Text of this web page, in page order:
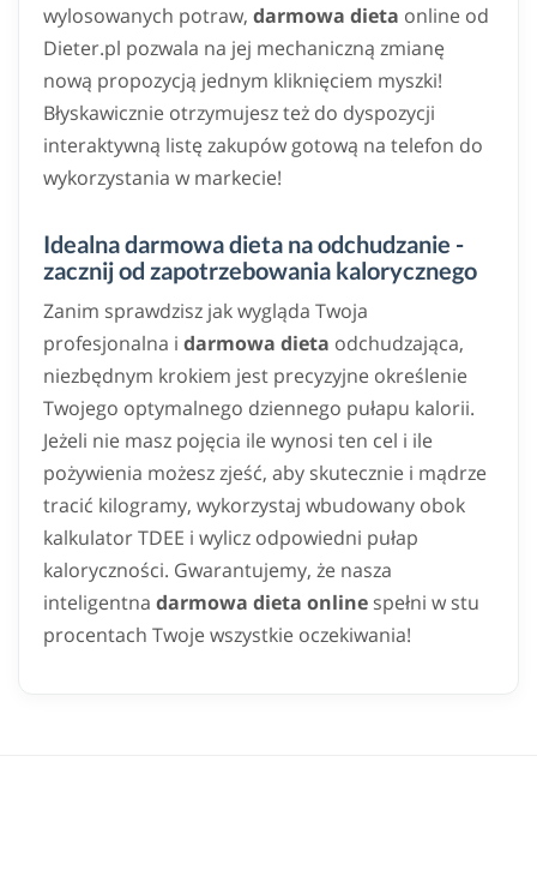
wylosowanych potraw, darmowa dieta online od
Dieter.pl pozwala na jej mechaniczną zmianę
nową propozycją jednym kliknięciem myszki!
Błyskawicznie otrzymujesz też do dyspozycji
interaktywną listę zakupów gotową na telefon do
wykorzystania w markecie!
Idealna darmowa dieta na odchudzanie -
zacznij od zapotrzebowania kalorycznego
Zanim sprawdzisz jak wygląda Twoja
profesjonalna i darmowa dieta odchudzająca,
niezbędnym krokiem jest precyzyjne określenie
Twojego optymalnego dziennego pułapu kalorii.
Jeżeli nie masz pojęcia ile wynosi ten cel i ile
pożywienia możesz zjeść, aby skutecznie i mądrze
tracić kilogramy, wykorzystaj wbudowany obok
kalkulator TDEE i wylicz odpowiedni pułap
kaloryczności. Gwarantujemy, że nasza
inteligentna darmowa dieta online spełni w stu
procentach Twoje wszystkie oczekiwania!